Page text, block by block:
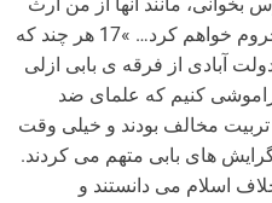
خواهی برد . وگرنه تورا از ارث محروم خواهم کرد… »17 هر چند که
آبادی از فرقه ی بابی ازلی
؛ اما نباید فراموشی کنیم که علمای ضد
مخالف بودند و خیلی وقت
های بابی متهم می کردند.
اسلام می دانستند و